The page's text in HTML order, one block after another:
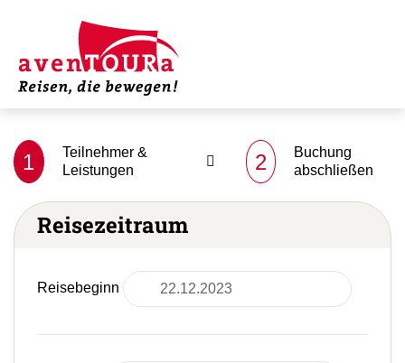
1
Teilnehmer &
Leistungen
2
Buchung
abschließen
Reisezeitraum
Reisebeginn